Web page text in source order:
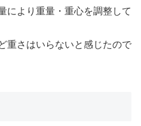
により重量・重心を調整して
重さはいらないと感じたので